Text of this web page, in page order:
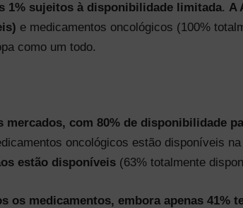
1% sujeitos à disponibilidade limitada. A
e medicamentos oncológicos (100%
como um todo.
com 80% de disponibilidade
oncológicos estão disponíveis
estão disponíveis (63% totalmente
os medicamentos, embora apenas 41%